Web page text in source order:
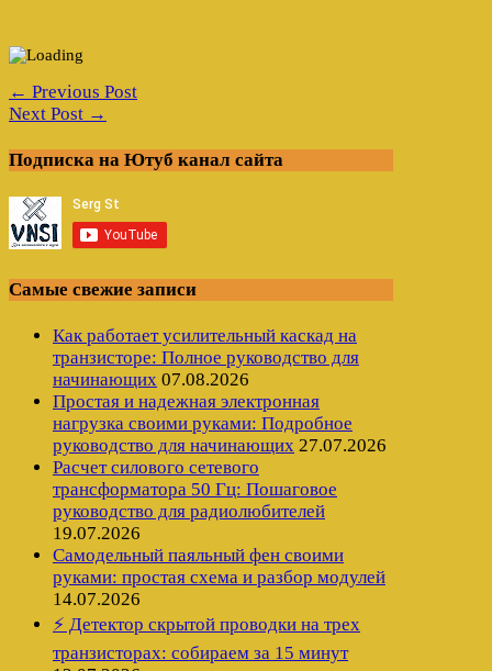
← Previous Post
Next Post →
Подписка на Ютуб канал сайта
Самые свежие записи
Как работает усилительный каскад на
транзисторе: Полное руководство для
начинающих 07.08.2026
Простая и надежная электронная
нагрузка своими руками: Подробное
руководство для начинающих 27.07.2026
Расчет силового сетевого
трансформатора 50 Гц: Пошаговое
руководство для радиолюбителей
19.07.2026
Самодельный паяльный фен своими
руками: простая схема и разбор модулей
14.07.2026
⚡ Детектор скрытой проводки на трех
транзисторах: собираем за 15 минут